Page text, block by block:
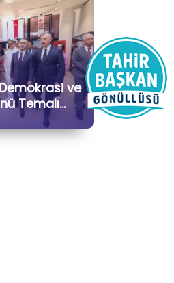
ve
Temalı
Ettik